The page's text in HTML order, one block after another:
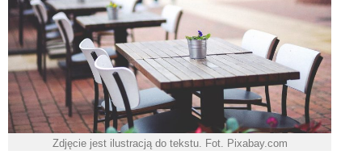
Zdjęcie jest ilustracją do tekstu. Fot. Pixabay.com